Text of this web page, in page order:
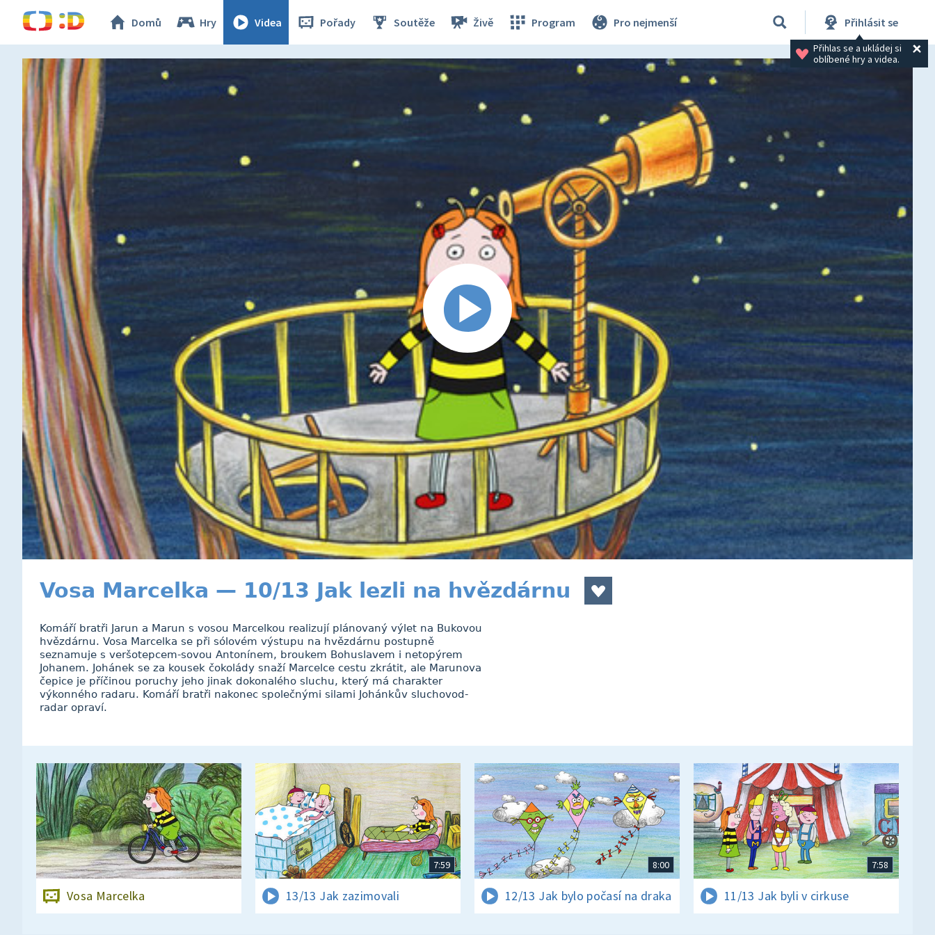
Domů Hry Videa Pořady Soutěže Živě Program Pro nejmenší Přihlásit se
Přihlas se a ukládej si
oblíbené hry a videa.
Vosa Marcelka — 10/13 Jak lezli na hvězdárnu
Komáří bratři Jarun a Marun s vosou Marcelkou realizují plánovaný výlet na Bukovou
hvězdárnu. Vosa Marcelka se při sólovém výstupu na hvězdárnu postupně
seznamuje s veršotepcem-sovou Antonínem, broukem Bohuslavem i netopýrem
Johanem. Johánek se za kousek čokolády snaží Marcelce cestu zkrátit, ale Marunova
čepice je příčinou poruchy jeho jinak dokonalého sluchu, který má charakter
výkonného radaru. Komáří bratři nakonec společnými silami Johánkův sluchovod-
radar opraví.
Vosa Marcelka
7:59
13/13 Jak zazimovali
8:00
12/13 Jak bylo počasí na draka
7:58
11/13 Jak byli v cirkuse